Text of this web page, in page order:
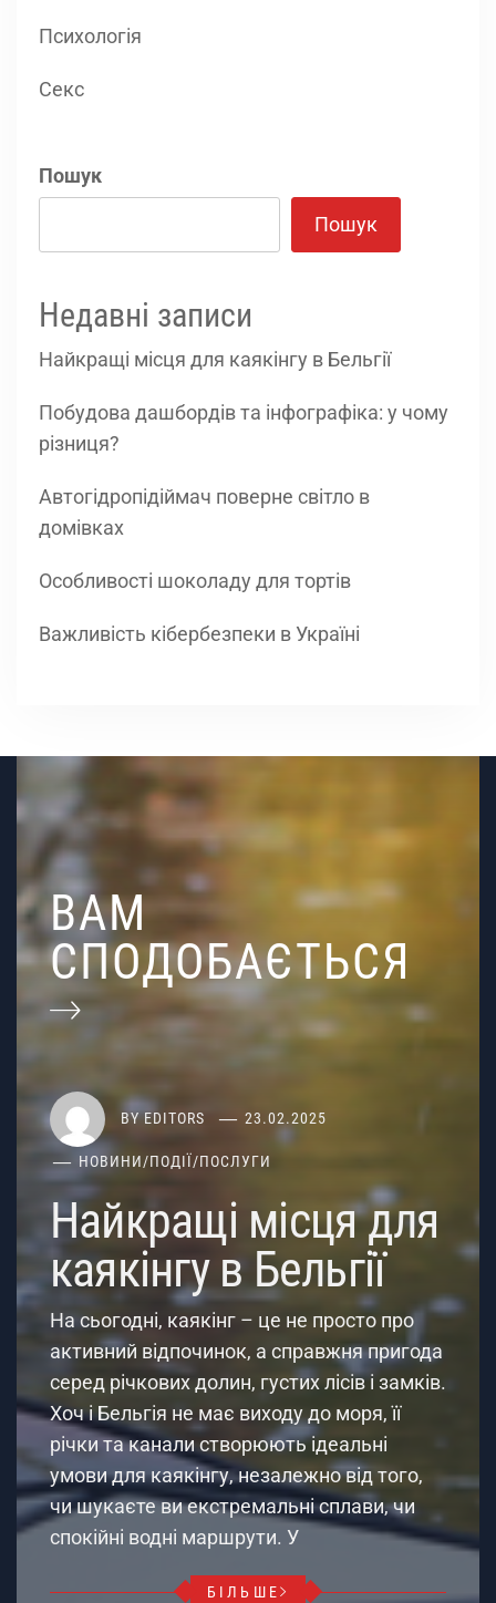
Психологія
Секс
Пошук
Пошук
Недавні записи
Найкращі місця для каякінгу в Бельгії
Побудова дашбордів та інфографіка: у чому
різниця?
Автогідропідіймач поверне світло в
домівках
Особливості шоколаду для тортів
Важливість кібербезпеки в Україні
ВАМ
СПОДОБАЄТЬСЯ
BYEDITORS 23.02.2025
НОВИНИ/ПОДІЇ/ПОСЛУГИ
Найкращі місця для
каякінгу в Бельгії
На сьогодні, каякінг – це не просто про
активний відпочинок, а справжня пригода
серед річкових долин, густих лісів і замків.
Хоч і Бельгія не має виходу до моря, її
річки та канали створюють ідеальні
умови для каякінгу, незалежно від того,
чи шукаєте ви екстремальні сплави, чи
спокійні водні маршрути. У
БІЛЬШЕ